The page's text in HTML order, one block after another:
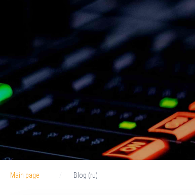
Main page Blog (ru)